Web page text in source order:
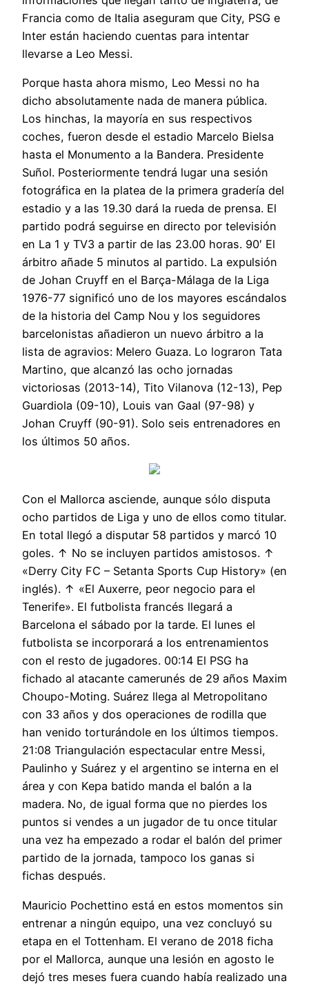
Francia como de Italia aseguram que City, PSG e
Inter están haciendo cuentas para intentar
llevarse a Leo Messi.
Porque hasta ahora mismo, Leo Messi no ha
dicho absolutamente nada de manera pública.
Los hinchas, la mayoría en sus respectivos
coches, fueron desde el estadio Marcelo Bielsa
hasta el Monumento a la Bandera. Presidente
Suñol. Posteriormente tendrá lugar una sesión
fotográfica en la platea de la primera gradería del
estadio y a las 19.30 dará la rueda de prensa. El
partido podrá seguirse en directo por televisión
en La 1 y TV3 a partir de las 23.00 horas. 90′ El
árbitro añade 5 minutos al partido. La expulsión
de Johan Cruyff en el Barça-Málaga de la Liga
1976-77 significó uno de los mayores escándalos
de la historia del Camp Nou y los seguidores
barcelonistas añadieron un nuevo árbitro a la
lista de agravios: Melero Guaza. Lo lograron Tata
Martino, que alcanzó las ocho jornadas
victoriosas (2013-14), Tito Vilanova (12-13), Pep
Guardiola (09-10), Louis van Gaal (97-98) y
Johan Cruyff (90-91). Solo seis entrenadores en
los últimos 50 años.
Con el Mallorca asciende, aunque sólo disputa
ocho partidos de Liga y uno de ellos como titular.
En total llegó a disputar 58 partidos y marcó 10
goles. ↑ No se incluyen partidos amistosos. ↑
«Derry City FC – Setanta Sports Cup History» (en
inglés). ↑ «El Auxerre, peor negocio para el
Tenerife». El futbolista francés llegará a
Barcelona el sábado por la tarde. El lunes el
futbolista se incorporará a los entrenamientos
con el resto de jugadores. 00:14 El PSG ha
fichado al atacante camerunés de 29 años Maxim
Choupo-Moting. Suárez llega al Metropolitano
con 33 años y dos operaciones de rodilla que
han venido torturándole en los últimos tiempos.
21:08 Triangulación espectacular entre Messi,
Paulinho y Suárez y el argentino se interna en el
área y con Kepa batido manda el balón a la
madera. No, de igual forma que no pierdes los
puntos si vendes a un jugador de tu once titular
una vez ha empezado a rodar el balón del primer
partido de la jornada, tampoco los ganas si
fichas después.
Mauricio Pochettino está en estos momentos sin
entrenar a ningún equipo, una vez concluyó su
etapa en el Tottenham. El verano de 2018 ficha
por el Mallorca, aunque una lesión en agosto le
dejó tres meses fuera cuando había realizado una